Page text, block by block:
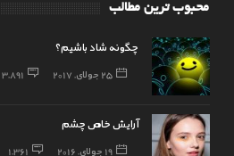
محبوب ترین مطالب
چگونه شاد باشیم؟
25 جولای, 2017 3,891
آرایش خاص چشم
19 جولای, 2016 1,361